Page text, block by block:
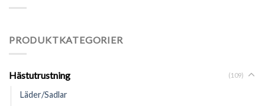
PRODUKTKATEGORIER
Hästutrustning (109)
Läder/Sadlar